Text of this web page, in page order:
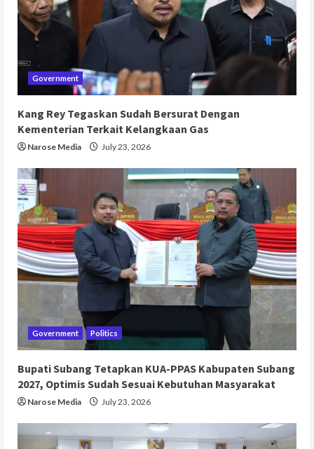
Government
Kang Rey Tegaskan Sudah Bersurat Dengan
Kementerian Terkait Kelangkaan Gas
Narose Media July 23, 2026
Government Politics
Bupati Subang Tetapkan KUA-PPAS Kabupaten Subang
2027, Optimis Sudah Sesuai Kebutuhan Masyarakat
Narose Media July 23, 2026